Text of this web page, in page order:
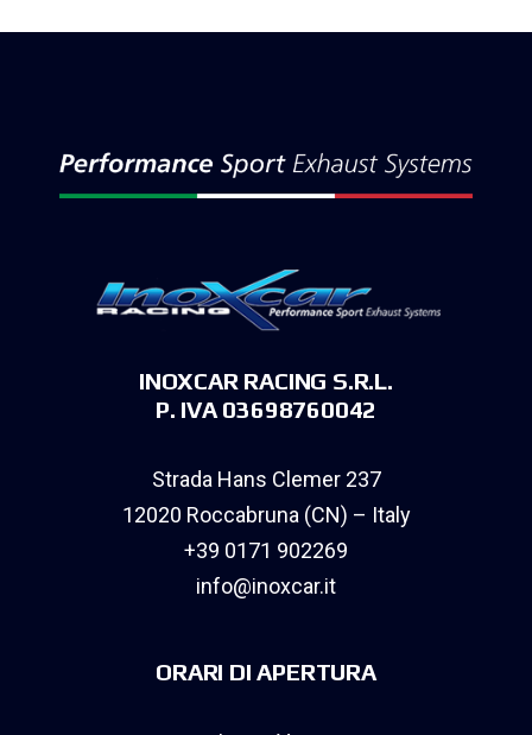
INOXCAR RACING S.R.L.
P. IVA 03698760042
Strada Hans Clemer 237
12020 Roccabruna (CN) – Italy
+39 0171 902269
info@inoxcar.it
ORARI DI APERTURA